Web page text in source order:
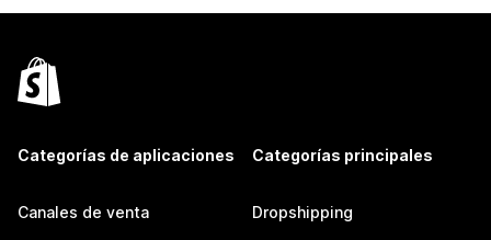
Categorías de aplicaciones
Canales de venta
Categorías principales
Dropshipping